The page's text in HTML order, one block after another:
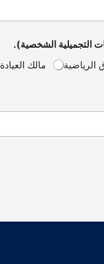
التجميلية الشخصية).
الرياضية مالك العيادة